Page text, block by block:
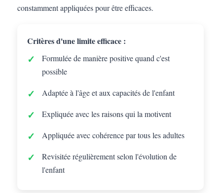
constamment appliquées pour être efficaces.
Critères d'une limite efficace :
Formulée de manière positive quand c'est
possible
Adaptée à l'âge et aux capacités de l'enfant
Expliquée avec les raisons qui la motivent
Appliquée avec cohérence par tous les adultes
Revisitée régulièrement selon l'évolution de
l'enfant